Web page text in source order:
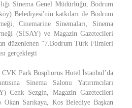
Sinema Genel Müdürlüğü, Bodrum
Belediyesi'nin katkıları ile Bodrum
Cinemarine Sinemaları, Sinema
(SİSAY) ve Magazin Gazetecileri
düzenlenen “7.Bodrum Türk Filmleri
gerçekleşti
Park Bosphorus Hotel İstanbul’da
Sinema Salonu Yatırımcıları
Cenk Sezgin, Magazin Gazetecileri
Okan Sarıkaya, Kos Belediye Başkan